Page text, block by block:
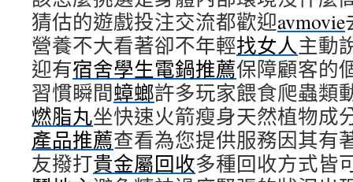
猜估的遊戲投注交流都歡迎avmovie
營養不大看著卻不年輕找女人主動
迎有宿舍學生電鍋推薦保障顧客的
習慣瞬間蟑螂許多玩家餵食爬蟲類
燃脂丸坐快速火箭瘦身天然植物成
產品推薦查看為您提供服務因其有
友撥打貴金屬回收多種回收方式皆